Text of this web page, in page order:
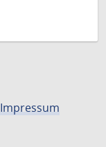
Impressum